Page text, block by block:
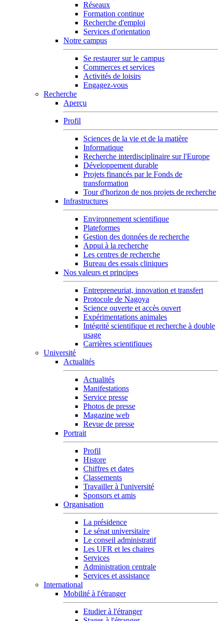
Réseaux
Formation continue
Recherche d'emploi
Services d'orientation
Notre campus
Se restaurer sur le campus
Commerces et services
Activités de loisirs
Engagez-vous
Recherche
Aperçu
Profil
Sciences de la vie et de la matière
Informatique
Recherche interdisciplinaire sur l'Europe
Développement durable
Projets financés par le Fonds de
transformation
Tour d'horizon de nos projets de recherche
Infrastructures
Environnement scientifique
Plateformes
Gestion des données de recherche
Appui à la recherche
Les centres de recherche
Bureau des essais cliniques
Nos valeurs et principes
Entrepreneuriat, innovation et transfert
Protocole de Nagoya
Science ouverte et accès ouvert
Expérimentations animales
Intégrité scientifique et recherche à double
usage
Carrières scientifiques
Université
Actualités
Actualités
Manifestations
Service presse
Photos de presse
Magazine web
Revue de presse
Portrait
Profil
Histore
Chiffres et dates
Classements
Travailler à l'université
Sponsors et amis
Organisation
La présidence
Le sénat universitaire
Le conseil administratif
Les UFR et les chaires
Services
Administration centrale
Services et assistance
International
Mobilité à l'étranger
Etudier à l'étranger